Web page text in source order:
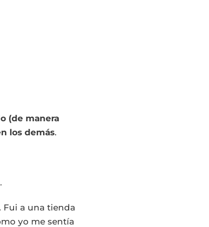
(de manera
los demás.
Fui a una tienda
yo me sentía